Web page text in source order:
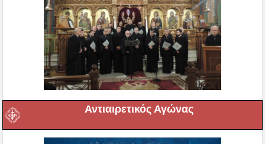
Αντιαιρετικός Αγώνας